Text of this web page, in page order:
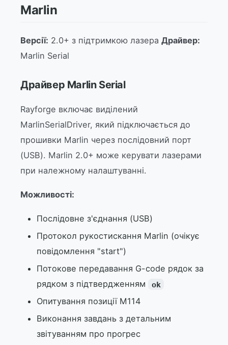
Marlin
Версії: 2.0+ з підтримкою лазера Драйвер:
Marlin Serial
Драйвер Marlin Serial
Rayforge включає виділений
MarlinSerialDriver, який підключається до
прошивки Marlin через послідовний порт
(USB). Marlin 2.0+ може керувати лазерами
при належному налаштуванні.
Можливості:
Послідовне з'єднання (USB)
Протокол рукостискання Marlin (очікує
повідомлення "start")
Потокове передавання G-code рядок за
рядком з підтвердженням
ok
Опитування позиції M114
Виконання завдань з детальним
звітуванням про прогрес